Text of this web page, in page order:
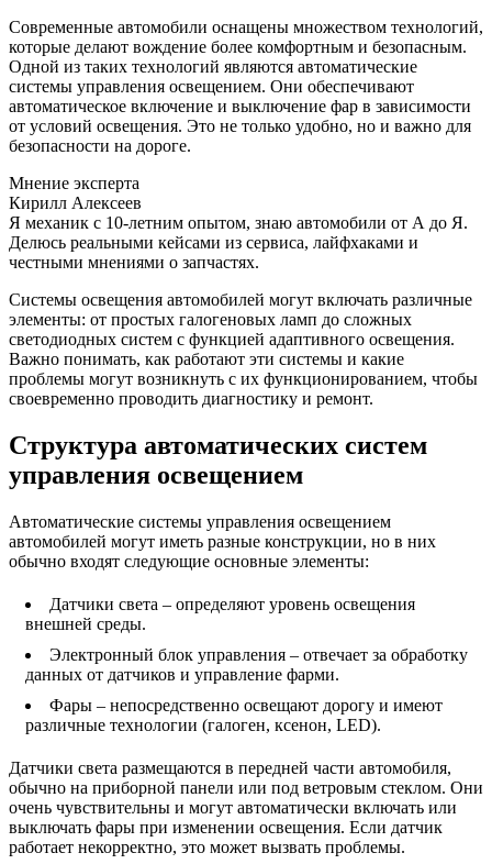
Современные автомобили оснащены множеством технологий,
которые делают вождение более комфортным и безопасным.
Одной из таких технологий являются автоматические
системы управления освещением. Они обеспечивают
автоматическое включение и выключение фар в зависимости
от условий освещения. Это не только удобно, но и важно для
безопасности на дороге.
Мнение эксперта
Кирилл Алексеев
Я механик с 10-летним опытом, знаю автомобили от А до Я.
Делюсь реальными кейсами из сервиса, лайфхаками и
честными мнениями о запчастях.
Системы освещения автомобилей могут включать различные
элементы: от простых галогеновых ламп до сложных
светодиодных систем с функцией адаптивного освещения.
Важно понимать, как работают эти системы и какие
проблемы могут возникнуть с их функционированием, чтобы
своевременно проводить диагностику и ремонт.
Структура автоматических систем
управления освещением
Автоматические системы управления освещением
автомобилей могут иметь разные конструкции, но в них
обычно входят следующие основные элементы:
Датчики света – определяют уровень освещения
внешней среды.
Электронный блок управления – отвечает за обработку
данных от датчиков и управление фарми.
Фары – непосредственно освещают дорогу и имеют
различные технологии (галоген, ксенон, LED).
Датчики света размещаются в передней части автомобиля,
обычно на приборной панели или под ветровым стеклом. Они
очень чувствительны и могут автоматически включать или
выключать фары при изменении освещения. Если датчик
работает некорректно, это может вызвать проблемы.